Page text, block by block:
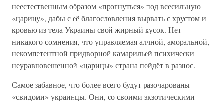
неестественным образом «прогнуться» под всесильную
«царицу», дабы с её благословления вырвать с хрустом и
кровью из тела Украины свой жирный кусок. Нет
никакого сомнения, что управляемая алчной, аморальной,
некомпетентной придворной камарильей психически
неуравновешенной «царицы» страна пойдёт в разнос.
Самое забавное, что более всего будут разочарованы
«свидоми» украинцы. Они, со своими экзотическими